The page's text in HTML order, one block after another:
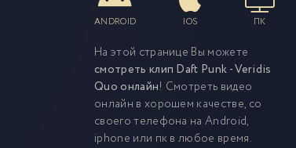
ANDROID IOS ПК
На этой странице Вы можете
смотреть клип Daft Punk - Veridis
Quo онлайн! Смотреть видео
онлайн в хорошем качестве, со
своего телефона на Android,
iphone или пк в любое время.